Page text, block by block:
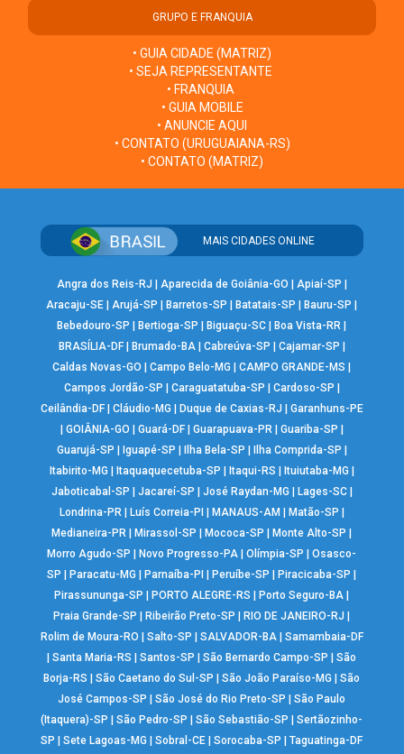
GRUPO E FRANQUIA
• GUIA CIDADE (MATRIZ)
• SEJA REPRESENTANTE
• FRANQUIA
• GUIA MOBILE
• ANUNCIE AQUI
• CONTATO (URUGUAIANA-RS)
• CONTATO (MATRIZ)
MAIS CIDADES ONLINE
Angra dos Reis-RJ Aparecida de Goiânia-GO Apiaí-SP
Aracaju-SE |Arujá-SP Barretos-SP Batatais-SP Bauru-SP
Bebedouro-SP
Bertioga-SP Biguaçu-SC Boa Vista-RR
BRASÍLIA-DF| Brumado-BA| Cabreúva-SP Cajamar-SP
Caldas Novas-GO
|Campo Belo-MG |CAMPO GRANDE-MS
Campos Jordão-SP
Caraguatatuba-SP Cardoso-SP
Ceilândia-DF| Cláudio-MG Duque de Caxias-RJ
Garanhuns-PE
GOIÂNIA-GO Guará-DF| Guarapuava-PR| Guariba-SP
Guarujá-SP
Iguapé-SP Ilha Bela-SP Ilha Comprida-SP
Itabirito-MG
Itaquaquecetuba-SP Itaqui-RS Ituiutaba-MG
Jaboticabal-SP
Jacareí-SP José Raydan-MG Lages-SC|
Londrina-PR| Luís Correia-PI MANAUS-AM Matão-SP
Medianeira-PR
Mirassol-SP Mococa-SP Monte Alto-SP
Morro Agudo-SP
Novo Progresso-PA |Olímpia-SP |Osasco-
SP
Paracatu-MG Parnaíba-PI Peruíbe-SP Piracicaba-SP
Pirassununga-SP
PORTO ALEGRE-RS Porto Seguro-BA
Praia Grande-SP
Ribeirão Preto-SP RIO DE JANEIRO-RJ
Rolim de Moura-RO
Salto-SP SALVADOR-BA| Samambaia-DF
|Santa Maria-RS |Santos-SP |São Bernardo Campo-SP |São
Borja-RS
|São Caetano do Sul-SP |São João Paraíso-MG |São
José Campos-SP
|São José do Rio Preto-SP |São Paulo
(Itaquera)-SP
|São Pedro-SP |São Sebastião-SP |Sertãozinho-
SP
|Sete Lagoas-MG |Sobral-CE |Sorocaba-SP |Taguatinga-DF